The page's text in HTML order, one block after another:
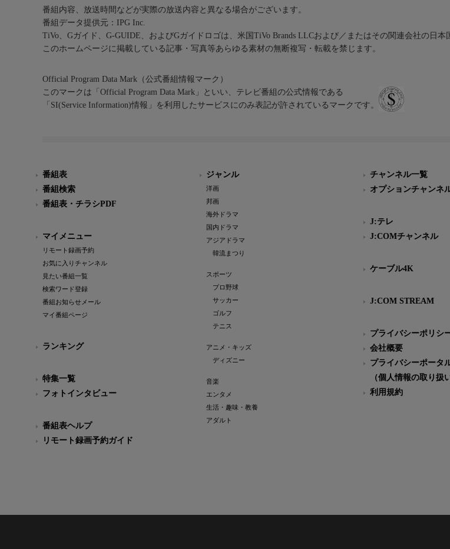
番組内容、放送時間などが実際の放送内容と異なる場合がございます。
番組データ提供元：IPG Inc.
TiVo、Gガイド、G-GUIDE、およびGガイドロゴは、米国TiVo Brands LLCおよび／またはその関連会社の日本
このホームページに掲載している記事・写真等あらゆる素材の無断複写・転載を禁じます。
Official Program Data Mark（公式番組情報マーク）
このマークは「Official Program Data Mark」といい、テレビ番組の公式情報である
「SI(Service Information)情報」を利用したサービスにのみ表記が許されているマークです。
番組表
番組検索
番組表・チラシPDF
マイメニュー
リモート録画予約
お気に入りチャンネル
見たい番組一覧
検索ワード登録
番組お知らせメール
マイ番組ページ
ランキング
特集一覧
フォトインタビュー
番組表ヘルプ
リモート録画予約ガイド
ジャンル
洋画
邦画
海外ドラマ
国内ドラマ
アジアドラマ
韓流まつり
スポーツ
プロ野球
サッカー
ゴルフ
テニス
アニメ・キッズ
ディズニー
音楽
エンタメ
生活・趣味・教養
アダルト
チャンネル一覧
オプションチャンネ
J:テレ
J:COMチャンネル
ケーブル4K
J:COM STREAM
プライバシーポリシ
会社概要
プライバシーポータ
（個人情報の取り扱
利用規約